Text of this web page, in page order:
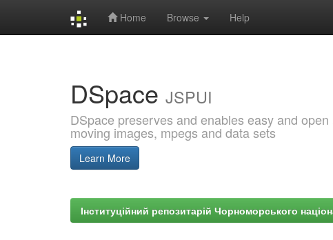
Home Browse Help
DSpace JSPUI
DSpace preserves and enables easy and
moving images, mpegs and data sets
Learn More
Інституційний репозитарій Чорноморського